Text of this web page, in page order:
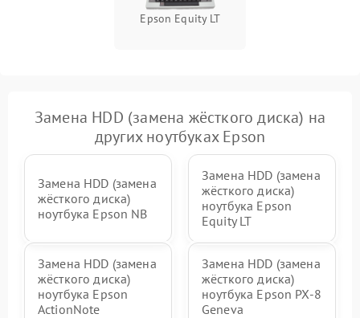
Epson Equity LT
Замена HDD (замена жёсткого диска) на
других ноутбуках Epson
Замена HDD (замена
жёсткого диска)
ноутбука Epson NB
Замена HDD (замена
жёсткого диска)
ноутбука Epson
Equity LT
Замена HDD (замена
жёсткого диска)
ноутбука Epson
ActionNote
Замена HDD (замена
жёсткого диска)
ноутбука Epson PX-8
Geneva